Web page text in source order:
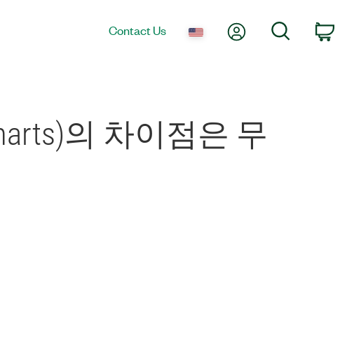
Contact Us My AccountSearch
의 차이점은 무